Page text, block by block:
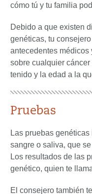
cómo tú y tu familia
Debido a que existen
genéticas, tu
antecedentes médicos
sobre cualquier
tenido y la edad a la
Pruebas
Las pruebas
sangre o saliva, que
Los resultados de las
genético, quien te
El consejero también